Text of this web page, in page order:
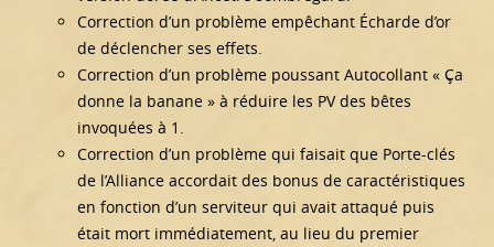
Correction d’un problème empêchant Écharde d’or
de déclencher ses effets.
Correction d’un problème poussant Autocollant « Ça
donne la banane » à réduire les PV des bêtes
invoquées à 1.
Correction d’un problème qui faisait que Porte-clés
de l’Alliance accordait des bonus de caractéristiques
en fonction d’un serviteur qui avait attaqué puis
était mort immédiatement, au lieu du premier